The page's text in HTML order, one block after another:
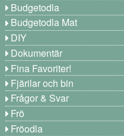
Budgetodla
Budgetodla Mat
DIY
Dokumentär
Fina Favoriter!
Fjärilar och bin
Frågor & Svar
Frö
Fröodla